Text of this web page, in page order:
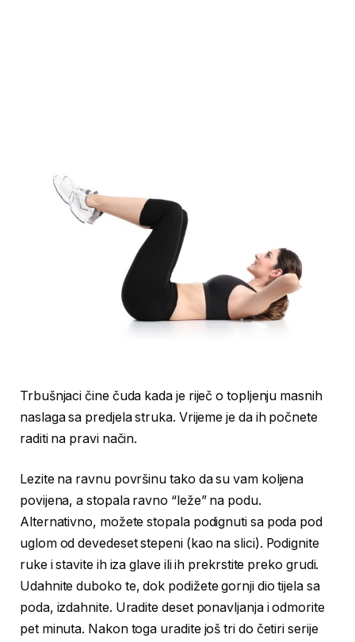
Trbušnjaci čine čuda kada je riječ o topljenju masnih
naslaga sa predjela struka. Vrijeme je da ih počnete
raditi na pravi način.
Lezite na ravnu površinu tako da su vam koljena
povijena, a stopala ravno “leže” na podu.
Alternativno, možete stopala podignuti sa poda pod
uglom od devedeset stepeni (kao na slici). Podignite
ruke i stavite ih iza glave ili ih prekrstite preko grudi.
Udahnite duboko te, dok podižete gornji dio tijela sa
poda, izdahnite. Uradite deset ponavljanja i odmorite
pet minuta. Nakon toga uradite još tri do četiri serije